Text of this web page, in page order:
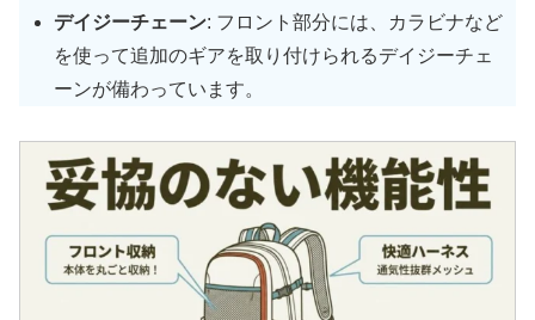
デイジーチェーン: フロント部分には、カラビナなど
を使って追加のギアを取り付けられるデイジーチェ
ーンが備わっています。